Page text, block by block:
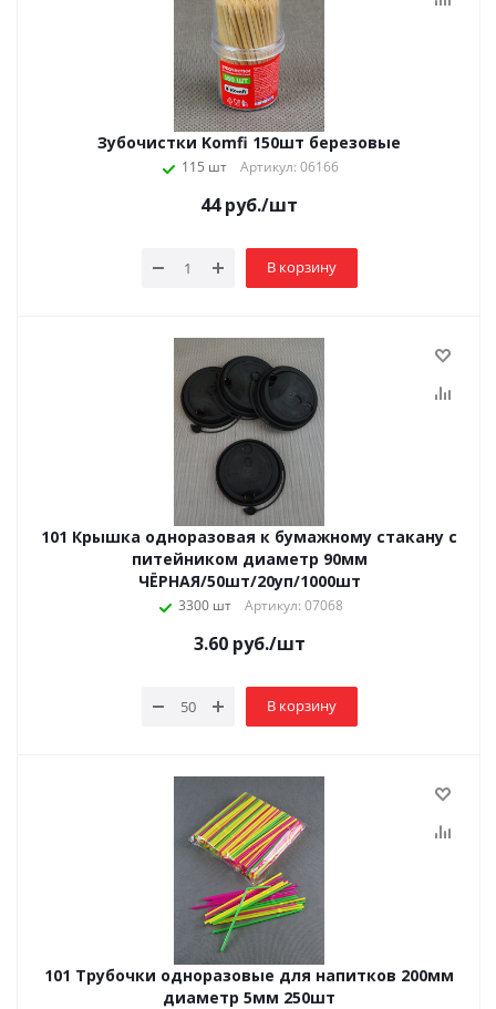
Зубочистки Komfi 150шт березовые
115 шт Артикул: 06166
44руб./шт
В корзину
101 Крышка одноразовая к бумажному стакану с
питейником диаметр 90мм
ЧЁРНАЯ/50шт/20уп/1000шт
3300 шт Артикул: 07068
3.60руб./шт
В корзину
101 Трубочки одноразовые для напитков 200мм
диаметр 5мм 250шт